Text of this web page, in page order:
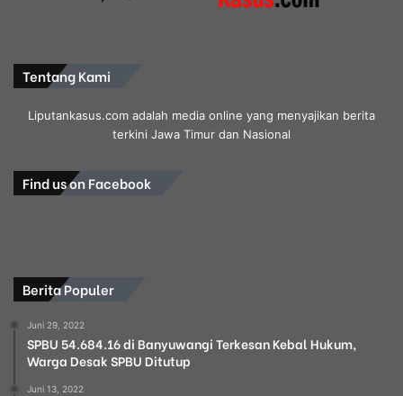
Tentang Kami
Liputankasus.com adalah media online yang menyajikan berita
terkini Jawa Timur dan Nasional
Find us on Facebook
Berita Populer
Juni 29, 2022
SPBU 54.684.16 di Banyuwangi Terkesan Kebal Hukum,
Warga Desak SPBU Ditutup
Juni 13, 2022